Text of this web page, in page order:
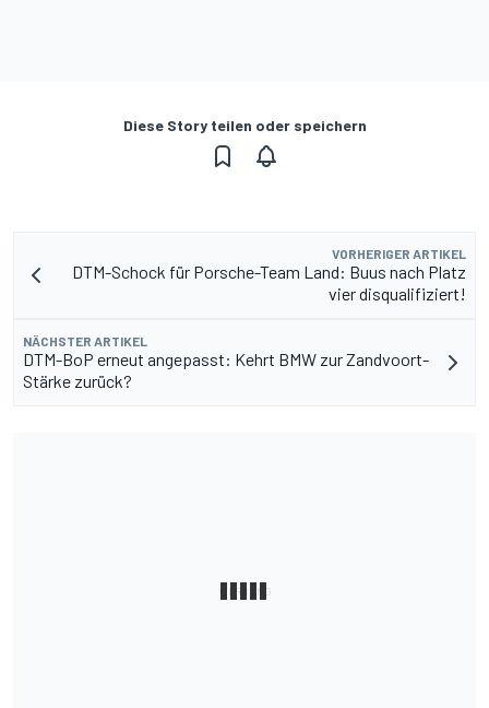
Diese Story teilen oder speichern
VORHERIGER ARTIKEL
DTM-Schock für Porsche-Team Land: Buus nach Platz
vier disqualifiziert!
NÄCHSTER ARTIKEL
DTM-BoP erneut angepasst: Kehrt BMW zur Zandvoort-
Stärke zurück?